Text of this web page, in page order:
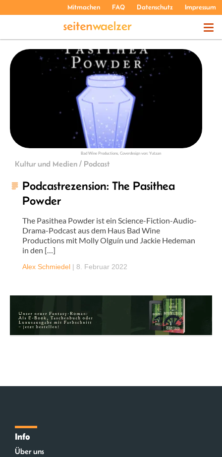
Mitmachen FAQ Datenschutz Impressum
THEMEN
PODCASTS
ÜBER UNS
Bad Wine Productions, Coverdesign von: Yutaan
Kultur und Medien / Podcast
Podcastrezension: The Pasithea
Powder
The Pasithea Powder ist ein Science-Fiction-Audio-
Drama-Podcast aus dem Haus Bad Wine
Productions mit Molly Olguín und Jackie Hedeman
in den […]
Alex Schmiedel | 8. Februar 2022
Info
Über uns